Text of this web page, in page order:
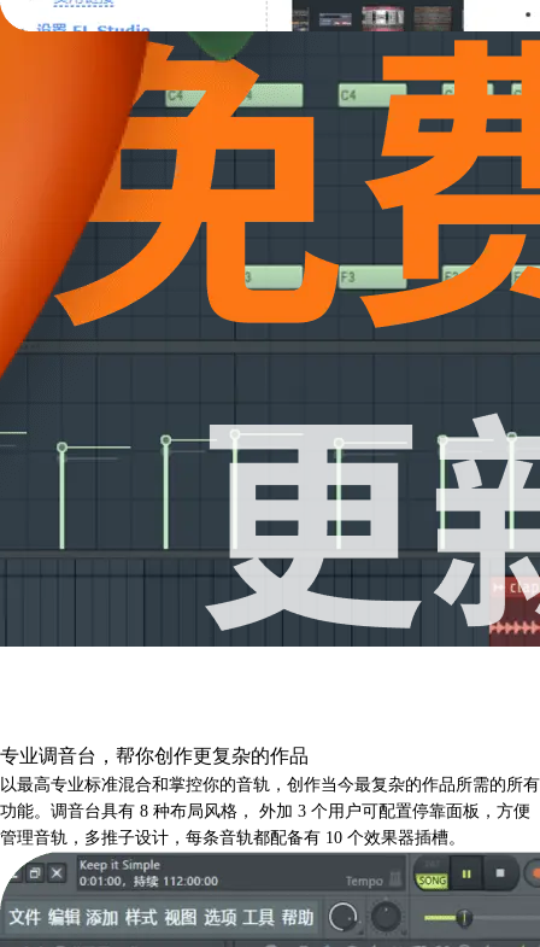
专业调音台，帮你创作更复杂的作品
以最高专业标准混合和掌控你的音轨，创作当今最复杂的作品所需的所有
功能。调音台具有 8 种布局风格，
外加 3 个用户可配置停靠面板，方便
管理音轨，多推子设计，每条音轨都配备有 10 个效果器插槽。